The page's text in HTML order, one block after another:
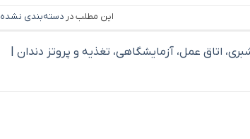
این مطلب دردسته‌بندی نشده
اتاق عمل، آزمایشگاهی، تغذیه و پروتز دندان |